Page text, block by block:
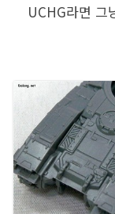
UCHG라면 그